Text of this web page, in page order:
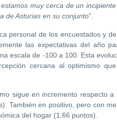
muy cerca de un
de Asturias en su conjunto”.
personal de los encuestados y
las expectativas del año
escala de -100 a 100. Esta
cercana al optimismo
sigue en incremento respecto
También en positivo, pero con
del hogar (1,66 puntos).